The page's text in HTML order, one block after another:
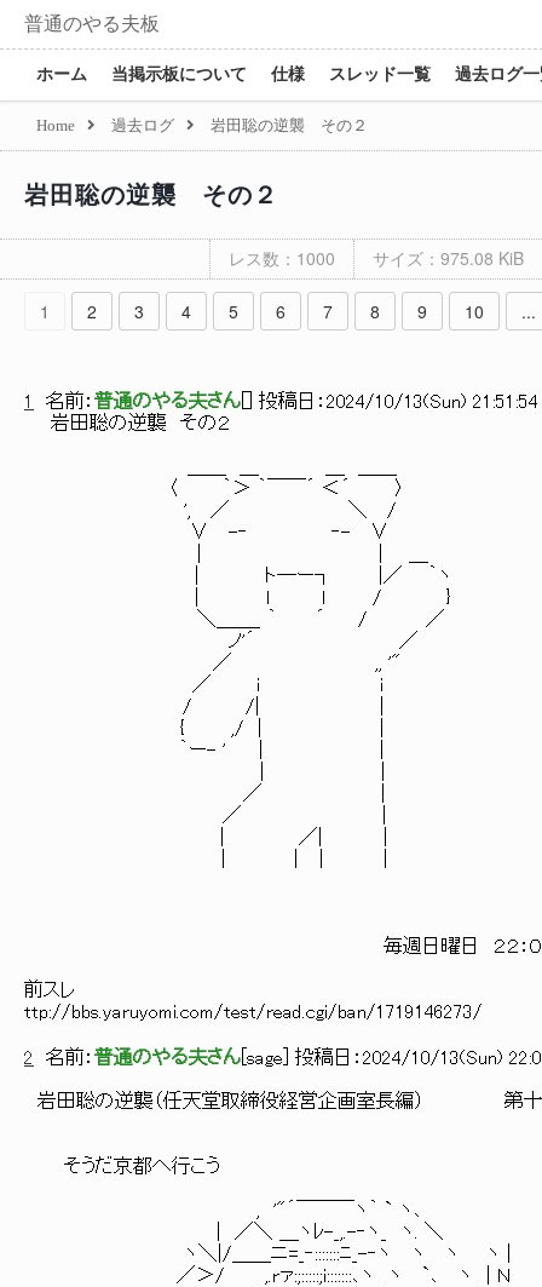
普通のやる夫板
ホーム 当掲示板について 仕様 スレッド一覧 過去ログ
Home 過去ログ 岩田聡の逆襲 その２
岩田聡の逆襲 その２
レス数：1000 サイズ：975.08 KiB
1 2 3 4 5 6 7 8 9 10 ...
1 名前： 普通のやる夫さん ] 投稿日： 2024/10/13(Sun) 21:51:54
岩田聡の逆襲 その２
〈 ｀＞ ｀￣￣´ ＜´ 〉
', ／ ＼ /
∨ -‐ ‐- ∨
| ト―ー┐ |／ ｀ヽ
| l ｌ / }
＼＿＿_ ｀ ´ / ／
ノ'´ ／
／ ,, '"
／ i i
/ /| |
{ ,/ | |
｀ー- ' | |
／ |
／ ｜
｜ ／| ｜
毎週日曜日 ２２：００
前スレ
ttp://bbs.yaruyomi.com/test/read.cgi/ban/1719146273/
2 名前： 普通のやる夫さん sage ] 投稿日： 2024/10/13(Sun)
岩田聡の逆襲（任天堂取締役経営企画室長編） 第十
そうだ京都へ行こう
, '"´￣￣￣ヽ｀ ` ヽ､
| ／＼ ＿ヽﾚ-_,.-‐ヽ_ ヽ. ＼
ヽ＼|/＿＿ニ=_‐:::::::ﾆ_-‐ヽ ヽ ヽ ヽ |
／＞/ ,.rァ:;:::::;i:::::::､ヽ ヽ `､ ヽ | Ｎ